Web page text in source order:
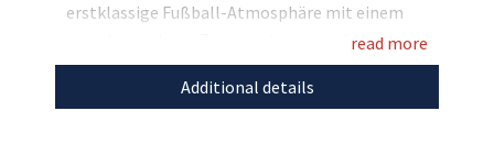
erstklassige Fußball-Atmosphäre mit einem
ganz besonderen Zugang, der normalerweise
nur persönlich eingeladenen Gästen
vorbehalten ist. Freuen Sie sich auf zwei VIP-
read more
Additional details